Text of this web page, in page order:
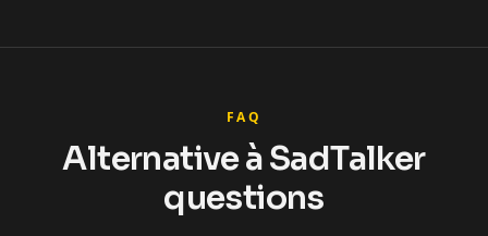
FAQ
Alternative à SadTalker
questions